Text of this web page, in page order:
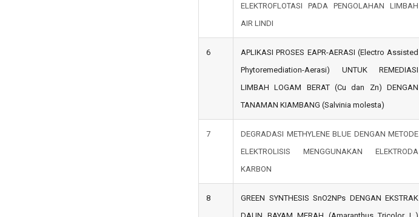
ELEKTROFLOTASI PADA PENGOLAHAN LIMBAH
AIR LINDI
6
APLIKASI PROSES EAPR-AERASI (Electro Assisted
Phytoremediation-Aerasi) UNTUK REMEDIASI
LIMBAH LOGAM BERAT (Cu dan Zn) DENGAN
TANAMAN KIAMBANG (Salvinia molesta)
7
DEGRADASI METHYLENE BLUE DENGAN METODE
ELEKTROLISIS MENGGUNAKAN ELEKTRODA
KARBON
8
GREEN SYNTHESIS SnO2NPs DENGAN EKSTRAK